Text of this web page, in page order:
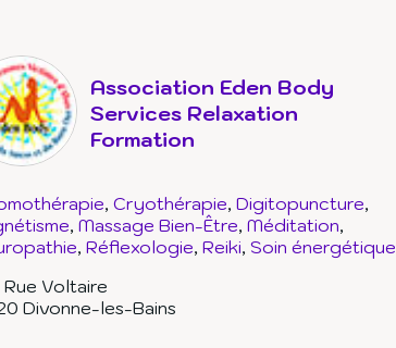
Association Eden Body
Services Relaxation
Formation
Cryothérapie Digitopuncture
Massage Bien-Être Méditation
Réflexologie Reiki Soin énergétique
Voltaire
Divonne-les-Bains